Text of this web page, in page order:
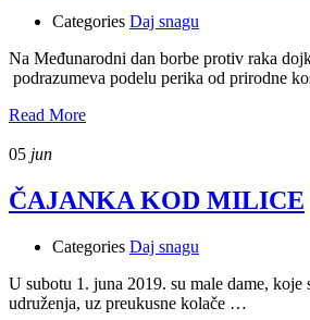
Categories Daj snagu
Na Međunarodni dan borbe protiv raka
podrazumeva podelu perika od prirodne
Read More
05 jun
ČAJANKA KOD MILICE
Categories Daj snagu
U subotu 1. juna 2019. su male dame,
udruženja, uz preukusne kolače …